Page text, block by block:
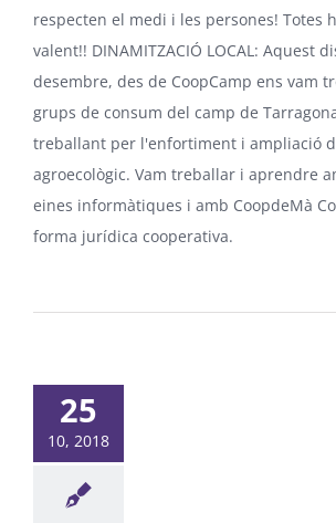
respecten el medi i les persones! Totes
valent!! DINAMITZACIÓ LOCAL: Aquest
desembre, des de CoopCamp ens vam
grups de consum del camp de
treballant per l'enfortiment i ampliació
agroecològic. Vam treballar i aprendre
eines informàtiques i amb CoopdeMà
forma jurídica cooperativa.
25
10, 2018